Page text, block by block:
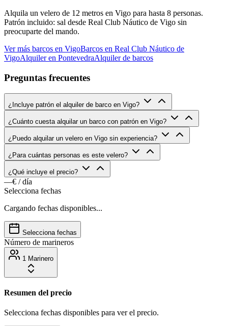
Alquila un velero de 12 metros en Vigo para hasta 8 personas.
Patrón incluido: sal desde Real Club Náutico de Vigo sin
preocuparte del mando.
Ver más barcos en VigoBarcos en Real Club Náutico de
VigoAlquiler en PontevedraAlquiler de barcos
Preguntas frecuentes
¿Incluye patrón el alquiler de barco en Vigo?
¿Cuánto cuesta alquilar un barco con patrón en Vigo?
¿Puedo alquilar un velero en Vigo sin experiencia?
¿Para cuántas personas es este velero?
¿Qué incluye el precio?
—€ / día
Selecciona fechas
Cargando fechas disponibles...
Selecciona fechas
Número de marineros
1 Marinero
Resumen del precio
Selecciona fechas disponibles para ver el precio.